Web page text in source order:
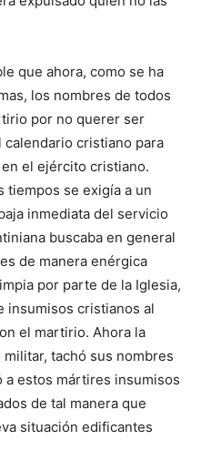
que ahora, como se ha
los nombres de todos
por no querer ser
cristiano para
el ejército cristiano.
tiempos se exigía a un
inmediata del servicio
buscaba en general
de manera enérgica
por parte de la Iglesia,
insumisos cristianos al
el martirio. Ahora la
tachó sus nombres
estos mártires insumisos
de tal manera que
situación edificantes